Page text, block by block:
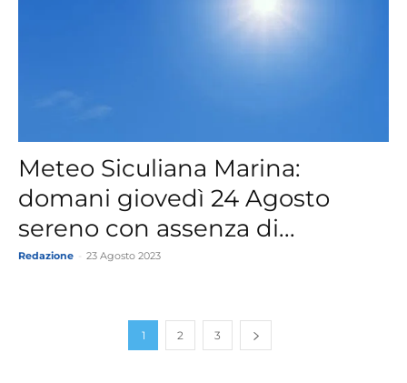
Meteo Siculiana Marina:
domani giovedì 24 Agosto
sereno con assenza di...
Redazione 23 Agosto 2023
1 2 3